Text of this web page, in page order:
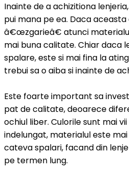
Inainte de a achizitiona
pui mana pe ea. Daca
â€œzgarieâ€ atunci
mai buna calitate. Chiar daca
spalare, este si mai fina la
trebui sa o aiba si inainte de
Este foarte important sa
pat de calitate, deoarece
ochiul liber. Culorile sunt mai
indelungat, materialul este
cateva spalari, facand din
pe termen lung.